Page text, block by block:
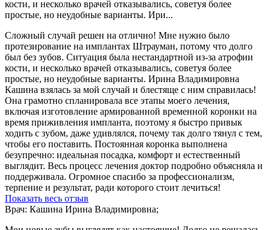
кости, и несколько врачей отказывались, советуя более
простые, но неудобные варианты. Ири...
Сложный случай решен на отлично! Мне нужно было
протезирование на имплантах Штрауман, потому что долго
был без зубов. Ситуация была нестандартной из-за атрофии
кости, и несколько врачей отказывались, советуя более
простые, но неудобные варианты. Ирина Владимировна
Кашина взялась за мой случай и блестяще с ним справилась!
Она грамотно спланировала все этапы моего лечения,
включая изготовление армированной временной коронки на
время приживления импланта, поэтому я быстро привык
ходить с зубом, даже удивлялся, почему так долго тянул с тем,
чтобы его поставить. Постоянная коронка выполнена
безупречно: идеальная посадка, комфорт и естественный
выглядит. Весь процесс лечения доктор подробно объясняла и
поддерживала. Огромное спасибо за профессионализм,
терпение и результат, ради которого стоит лечиться!
Показать весь отзыв
Врач: Кашина Ирина Владимировна;